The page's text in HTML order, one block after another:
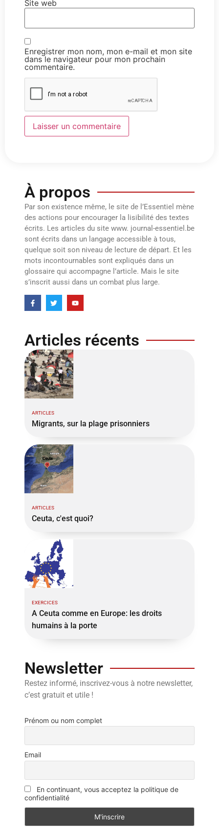
Site web
Enregistrer mon nom, mon e-mail et mon site
dans le navigateur pour mon prochain
commentaire.
À propos
Par son existence même, le site de l’Essentiel mène
des actions pour encourager la lisibilité des textes
écrits. Les articles du site www. journal-essentiel.be
sont écrits dans un langage accessible à tous,
quelque soit son niveau de lecture de départ. Et les
mots incontournables sont expliqués dans un
glossaire qui accompagne l’article. Mais le site
s’inscrit aussi dans un combat plus large.
Articles récents
ARTICLES
Migrants, sur la plage prisonniers
ARTICLES
Ceuta, c'est quoi?
EXERCICES
A Ceuta comme en Europe: les droits
humains à la porte
Newsletter
Restez informé, inscrivez-vous à notre newsletter,
c’est gratuit et utile !
Prénom ou nom complet
Email
En continuant, vous acceptez la politique de
confidentialité